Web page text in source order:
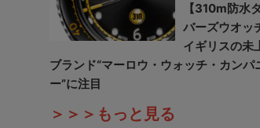
【310m防水
バーズウオッ
イギリスの未
ブランド“マーロウ・ウォッチ・カンパ
ー”に注目
＞＞＞もっと見る